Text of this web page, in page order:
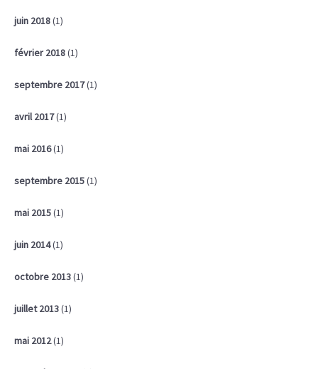
juin 2018(1)
février 2018(1)
septembre 2017(1)
avril 2017(1)
mai 2016(1)
septembre 2015(1)
mai 2015(1)
juin 2014(1)
octobre 2013(1)
juillet 2013(1)
mai 2012(1)